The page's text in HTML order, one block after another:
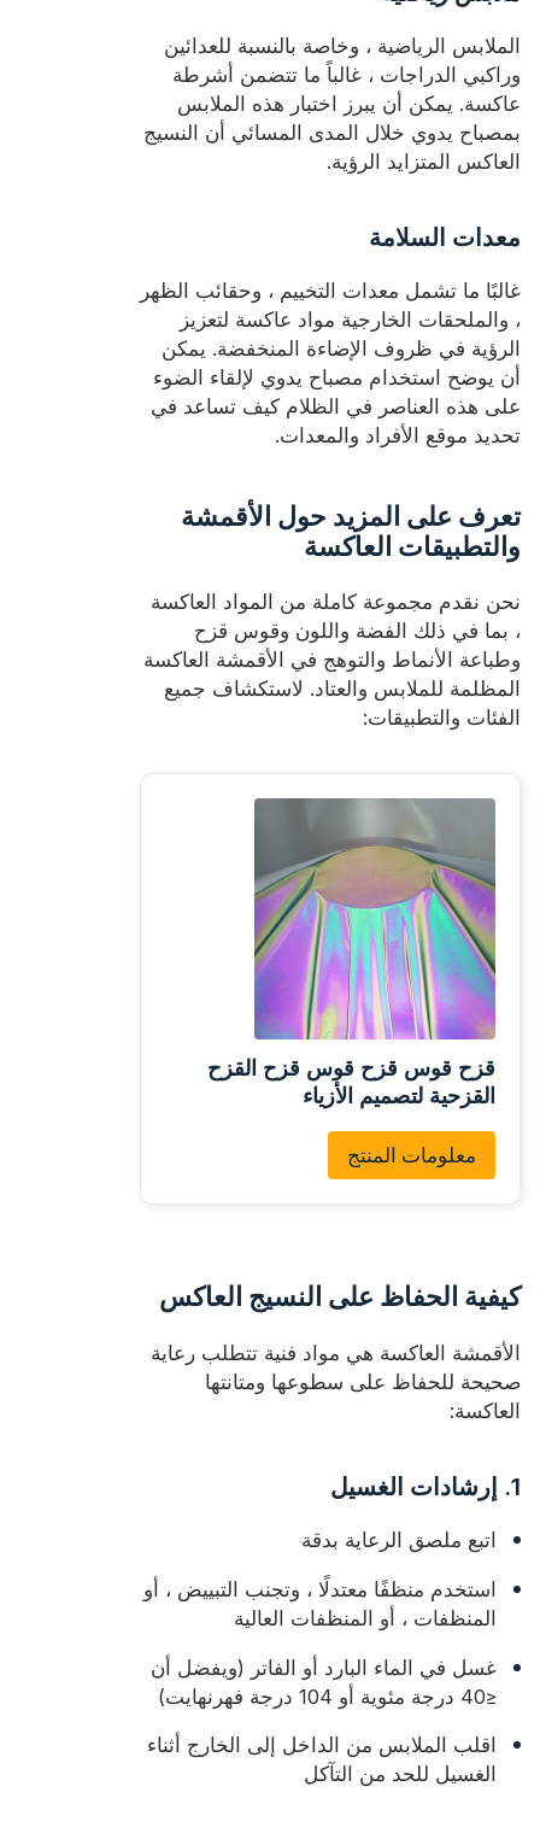
الملابس الرياضية ، وخاصة بالنسبة للعدائين
وراكبي الدراجات ، غالباً ما تتضمن أشرطة
عاكسة. يمكن أن يبرز اختبار هذه الملابس
بمصباح يدوي خلال المدى المسائي أن النسيج
العاكس المتزايد الرؤية.
معدات السلامة
غالبًا ما تشمل معدات التخييم ، وحقائب الظهر
، والملحقات الخارجية مواد عاكسة لتعزيز
الرؤية في ظروف الإضاءة المنخفضة. يمكن
أن يوضح استخدام مصباح يدوي لإلقاء الضوء
على هذه العناصر في الظلام كيف تساعد في
تحديد موقع الأفراد والمعدات.
تعرف على المزيد حول الأقمشة
والتطبيقات العاكسة
نحن نقدم مجموعة كاملة من المواد العاكسة
، بما في ذلك الفضة واللون وقوس قزح
وطباعة الأنماط والتوهج في الأقمشة العاكسة
المظلمة للملابس والعتاد. لاستكشاف جميع
الفئات والتطبيقات:
قزح قوس قزح قوس قزح القزح
القزحية لتصميم الأزياء
معلومات المنتج
كيفية الحفاظ على النسيج العاكس
الأقمشة العاكسة هي مواد فنية تتطلب رعاية
صحيحة للحفاظ على سطوعها ومتانتها
العاكسة:
1. إرشادات الغسيل
اتبع ملصق الرعاية بدقة
استخدم منظفًا معتدلًا ، وتجنب التبييض ، أو
المنظفات ، أو المنظفات العالية
غسل في الماء البارد أو الفاتر (ويفضل أن
≤40 درجة مئوية أو 104 درجة فهرنهايت)
اقلب الملابس من الداخل إلى الخارج أثناء
الغسيل للحد من التآكل